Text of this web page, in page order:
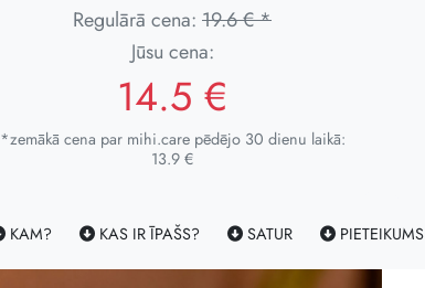
Regulārā cena: 19.6 € *
Jūsu cena:
14.5 €
*zemākā cena par mihi.care pēdējo 30 dienu laikā:
13.9 €
KAM? KAS IR ĪPAŠS? SATUR PIETEIKUMS